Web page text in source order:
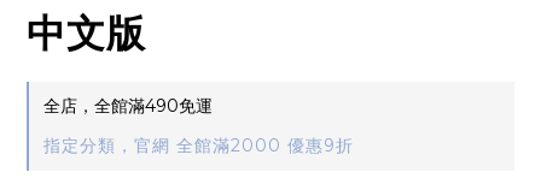
中文版
全店，全館滿490免運
指定分類，官網 全館滿2000 優惠9折